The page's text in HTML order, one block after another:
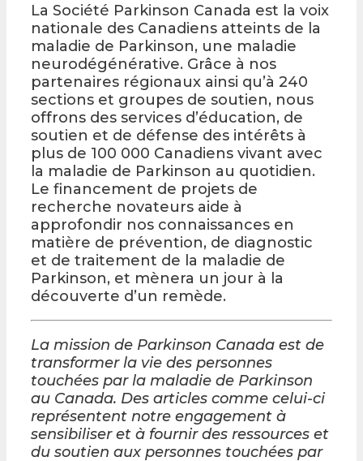
La Société Parkinson Canada est la voix
nationale des Canadiens atteints de la
maladie de Parkinson, une maladie
neurodégénérative. Grâce à nos
partenaires régionaux ainsi qu’à 240
sections et groupes de soutien, nous
offrons des services d’éducation, de
soutien et de défense des intérêts à
plus de 100 000 Canadiens vivant avec
la maladie de Parkinson au quotidien.
Le financement de projets de
recherche novateurs aide à
approfondir nos connaissances en
matière de prévention, de diagnostic
et de traitement de la maladie de
Parkinson, et mènera un jour à la
découverte d’un remède.
La mission de Parkinson Canada est de
transformer la vie des personnes
touchées par la maladie de Parkinson
au Canada. Des articles comme celui-ci
représentent notre engagement à
sensibiliser et à fournir des ressources et
du soutien aux personnes touchées par